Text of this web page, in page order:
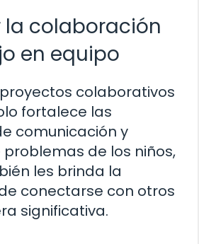
la colaboración
en equipo
colaborativos
fortalece las
comunicación y
problemas de los niños,
les brinda la
conectarse con otros
significativa.